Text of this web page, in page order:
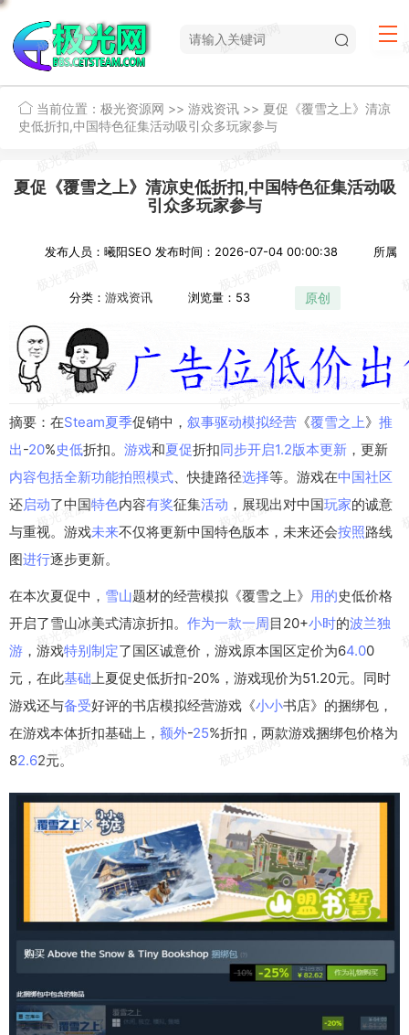
当前位置： 极光资源网 >> 游戏资讯 >> 夏促《覆雪之上》清凉
史低折扣,中国特色征集活动吸引众多玩家参与
夏促《覆雪之上》清凉史低折扣,中国特色征集活动吸
引众多玩家参与
发布人员：曦阳SEO 发布时间：2026-07-04 00:00:38 所属
分类： 游戏资讯 浏览量：53 原创
摘要：在Steam夏季促销中， 叙事驱动模拟经营 《覆雪之上》 推
出-20%史低折扣。 游戏和夏促折扣同步开启1.2版本更新 ，更新
内容包括全新功能拍照模式 、快捷路径选择等。游戏在中国社区
还启动了中国特色内容有奖征集活动 ，展现出对中国玩家的诚意
与重视。游戏未来不仅将更新中国特色版本，未来还会按照路线
图进行逐步更新。
在本次夏促中， 雪山题材的经营模拟《覆雪之上》 用的史低价格
开启了雪山冰美式清凉折扣。 作为一款一周目20+小时的波兰独
游 ，游戏特别制定了国区诚意价，游戏原本国区定价为64.00
元，在此基础 上夏促史低折扣-20%，游戏现价为51.20元。同时
游戏还与备受好评的书店模拟经营游戏《小小书店》的捆绑包，
在游戏本体折扣基础上， 额外-25%折扣，两款游戏捆绑包价格为
82.62元。